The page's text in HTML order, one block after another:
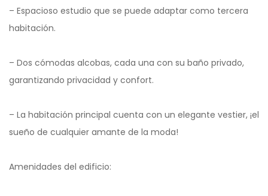
– Espacioso estudio que se puede adaptar como tercera
habitación.
– Dos cómodas alcobas, cada una con su baño privado,
garantizando privacidad y confort.
– La habitación principal cuenta con un elegante vestier, ¡el
sueño de cualquier amante de la moda!
Amenidades del edificio: